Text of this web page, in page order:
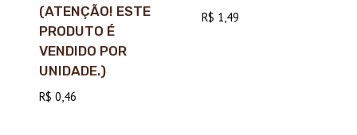
(ATENÇÃO! ESTE
PRODUTO É
VENDIDO POR
UNIDADE.)
R$ 0,46
R$ 1,49